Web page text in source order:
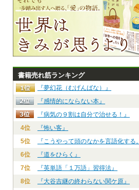
書籍売れ筋ランキング
『夢幻花（むげんばな）』
『感情的にならない本』
『病気の９割は自分で治せる！』
4位
『怖い客』
5位
『こうやって頭のなかを言語化する
6位
『道をひらく』
7位
『英単語「１万語」習得法』
8位
『大谷吉継の終わらない関ケ原』